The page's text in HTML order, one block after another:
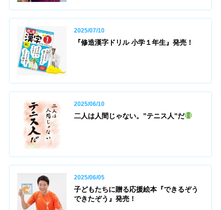
2025/07/10
『修造漢字ドリル 小学１年生』発売！
2025/06/10
二人は人間じゃない。”テニス人”だ
2025/06/05
子どもたちに贈る応援絵本『できるぞう
できたぞう』発売！